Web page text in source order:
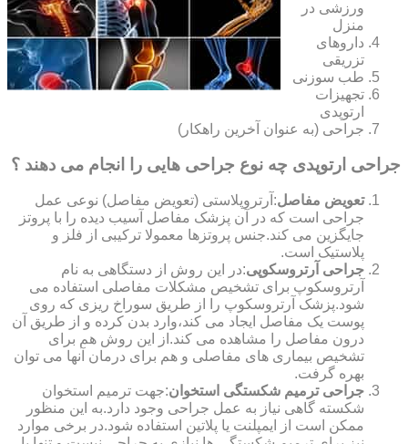
ورزشی در
منزل
داروهای
تزریقی
طب سوزنی
تجهیزات
ارتوپدی
جراحی (به عنوان آخرین راهکار)
جراحی ارتوپدی چه نوع جراحی هایی را انجام می دهند ؟
تعویض مفاصل:آرتروپلاستی (تعویض مفاصل) نوعی عمل
جراحی است که در آن پزشک مفاصل آسیب دیده را با پروتز
جایگزین می کند.جنس پروتزها معمولا ترکیبی از فلز و
پلاستیک است.
جراحی آرتروسکوپی:در این روش از دستگاهی به نام
آرتروسکوپ برای تشخیص مشکلات مفاصلی استفاده می
شود.پزشک آرتروسکوپ را از طریق سوراخ ریزی که روی
پوست یک مفاصل ایجاد می کند،وارد بدن کرده و از طریق آن
درون مفاصل را مشاهده می کند.از این روش هم برای
تشخیص بیماری های مفاصلی و هم برای درمان آنها می توان
بهره گرفت.
جراحی ترمیم شکستگی استخوان:جهت ترمیم استخوان
شکسته گاهی نیاز به عمل جراحی وجود دارد.به این منظور
ممکن است از ایمپلنت یا پلاتین استفاده شود.در برخی موارد